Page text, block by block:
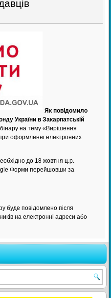
Як повідомило
України в Закарпатській
на тему «Вирішення
оформленні електронних
до 18 жовтня ц.р.
Форми перейшовши за
буде повідомлено після
на електронні адреси або